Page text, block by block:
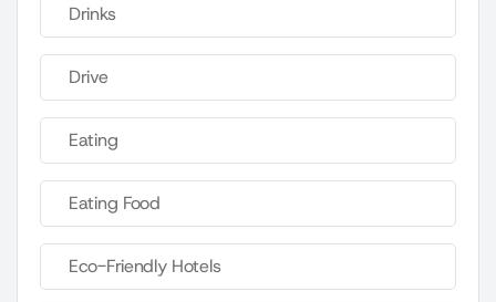
Drinks
Drive
Eating
Eating Food
Eco-Friendly Hotels